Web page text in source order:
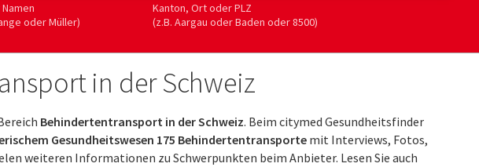
oder Müller)
Kanton, Ort oder PLZ
(z.B. Aargau oder Baden oder 8500)
in der Schweiz
Behindertentransport in der Schweiz. Beim citymed Gesundheitsfinder
Gesundheitswesen 175 Behindertentransportemit Interviews, Fotos,
weiteren Informationen zu Schwerpunkten beim Anbieter. Lesen Sie auch